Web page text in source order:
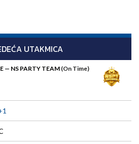
UTAKMICA
— NS PARTY TEAM (On Time)